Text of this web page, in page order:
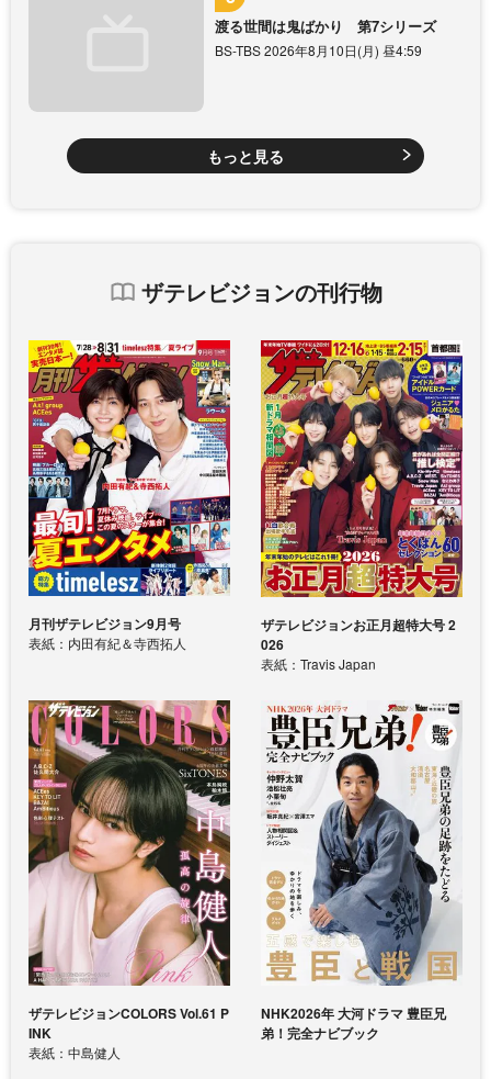
渡る世間は鬼ばかり 第7シリーズ
BS-TBS 2026年8月10日(月) 昼4:59
もっと見る
ザテレビジョンの刊行物
月刊ザテレビジョン9月号
表紙：内田有紀＆寺西拓人
ザテレビジョンお正月超特大号 2
026
表紙：Travis Japan
ザテレビジョンCOLORS Vol.61 P
INK
表紙：中島健人
NHK2026年 大河ドラマ 豊臣兄
弟！完全ナビブック